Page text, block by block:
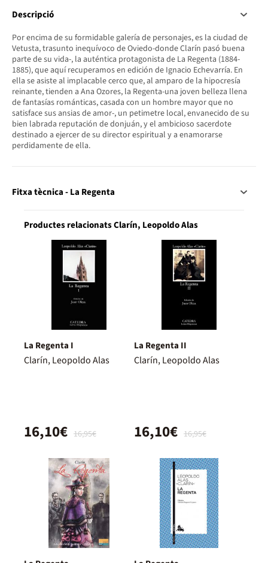
Descripció
Por encima de su formidable galería de personajes, es la ciudad de
Vetusta, trasunto inequívoco de Oviedo-donde Clarín pasó buena
parte de su vida-, la auténtica protagonista de La Regenta (1884-
1885), que aquí recuperamos en edición de Ignacio Echevarría. En
ella se asiste al implacable cerco que, al amparo de la hipocresía
reinante, tienden a Ana Ozores, la Regenta-una joven belleza llena
de fantasías románticas, casada con un hombre mayor que no
satisface sus ansias de amor-, un petimetre local, envanecido de su
bien labrada reputación de donjuán, y el ambicioso sacerdote
destinado a ejercer de su director espiritual y a enamorarse
perdidamente de ella.
Fitxa tècnica - La Regenta
Productes relacionats Clarín, Leopoldo Alas
La Regenta I
Clarín, Leopoldo Alas
16,95€
16,10€
La Regenta II
Clarín, Leopoldo Alas
16,95€
16,10€